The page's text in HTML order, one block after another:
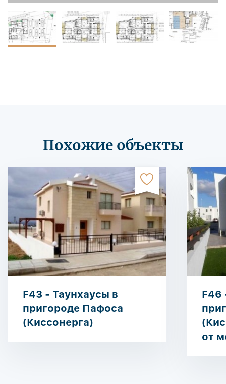
Похожие объекты
F43 - Таунхаусы в
пригороде Пафоса
(Киссонерга)
F46
от